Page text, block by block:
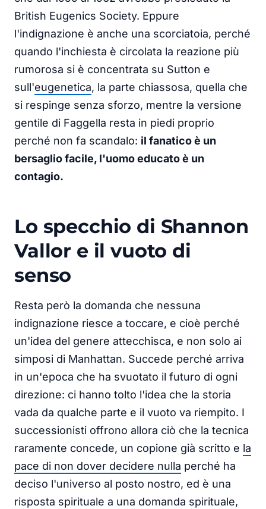
British Eugenics Society. Eppure
l'indignazione è anche una scorciatoia, perché
quando l'inchiesta è circolata la reazione più
rumorosa si è concentrata su Sutton e
sull'eugenetica, la parte chiassosa, quella che
si respinge senza sforzo, mentre la versione
gentile di Faggella resta in piedi proprio
perché non fa scandalo: il fanatico è un
bersaglio facile, l'uomo educato è un
contagio.
Lo specchio di Shannon
Vallor e il vuoto di
senso
Resta però la domanda che nessuna
indignazione riesce a toccare, e cioè perché
un'idea del genere attecchisca, e non solo ai
simposi di Manhattan. Succede perché arriva
in un'epoca che ha svuotato il futuro di ogni
direzione: ci hanno tolto l'idea che la storia
vada da qualche parte e il vuoto va riempito. I
successionisti offrono allora ciò che la tecnica
raramente concede, un copione già scritto e la
pace di non dover decidere nulla perché ha
deciso l'universo al posto nostro, ed è una
risposta spirituale a una domanda spirituale,